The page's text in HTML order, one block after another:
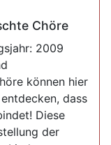
Chöre
2009
können hier
dass
Diese
der